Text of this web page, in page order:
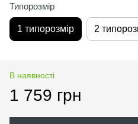
Типорозмір
1 типорозмір 2
В наявності
1 759 грн